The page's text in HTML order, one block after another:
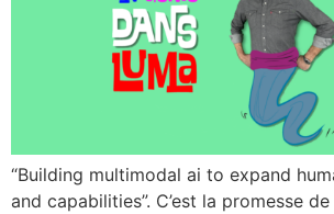
“Building multimodal ai to expand
and capabilities”. C’est la promesse